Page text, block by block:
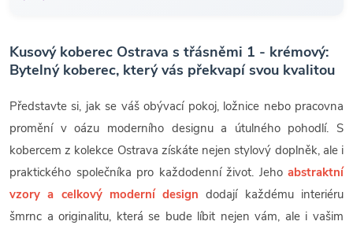
Kusový koberec Ostrava s třásněmi 1 - krémový:
Bytelný koberec, který vás překvapí svou kvalitou
Představte si, jak se váš obývací pokoj, ložnice nebo pracovna
promění v oázu moderního designu a útulného pohodlí. S
kobercem z kolekce Ostrava získáte nejen stylový doplněk, ale i
praktického společníka pro každodenní život. Jeho abstraktní
vzory a celkový moderní design dodají každému interiéru
šmrnc a originalitu, která se bude líbit nejen vám, ale i vašim